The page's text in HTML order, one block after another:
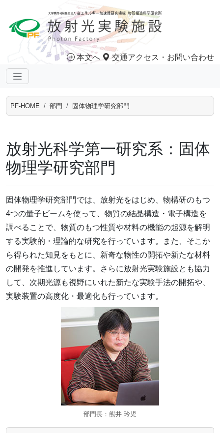
本文へ 交通アクセス・お問い合わせ
PF-HOME 部門 固体物理学研究部門
放射光科学第一研究系：固体
物理学研究部門
固体物理学研究部門では、放射光をはじめ、物構研のもつ
4つの量子ビームを使って、物質の結晶構造・電子構造を
調べることで、物質のもつ性質や材料の機能の起源を解明
する実験的・理論的な研究を行っています。また、そこか
ら得られた知見をもとに、新奇な物性の開拓や新たな材料
の開発を推進しています。さらに放射光実験施設とも協力
して、次期光源も視野にいれた新たな実験手法の開拓や、
実験装置の高度化・最適化も行っています。
部門長：熊井 玲児